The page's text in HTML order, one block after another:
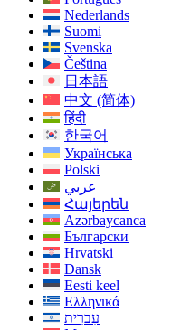
Nederlands
Suomi
Svenska
Čeština
日本語
中文 (简体)
हिंदी
한국어
Українська
Polski
عربي
Հայերեն
Azərbaycanca
Български
Hrvatski
Dansk
Eesti keel
Ελληνικά
עִברִית